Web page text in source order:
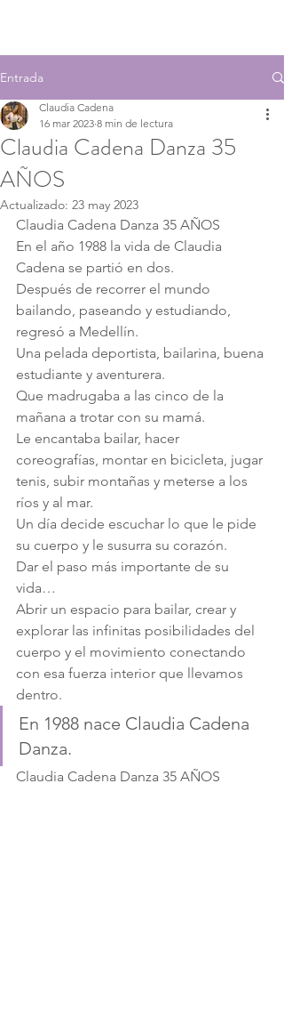
Entrada
Claudia Cadena Danza 35
AÑOS
Claudia Cadena
16 mar 2023 8 min de lectura
Actualizado: 23 may 2023
Claudia Cadena Danza 35 AÑOS
En el año 1988 la vida de Claudia
Cadena se partió en dos.
Después de recorrer el mundo
bailando, paseando y estudiando,
regresó a Medellín.
Una pelada deportista, bailarina, buena
estudiante y aventurera.
Que madrugaba a las cinco de la
mañana a trotar con su mamá.
Le encantaba bailar, hacer
coreografías, montar en bicicleta, jugar
tenis, subir montañas y meterse a los
ríos y al mar.
Un día decide escuchar lo que le pide
su cuerpo y le susurra su corazón.
Dar el paso más importante de su
vida…
Abrir un espacio para bailar, crear y
explorar las infinitas posibilidades del
cuerpo y el movimiento conectando
con esa fuerza interior que llevamos
dentro.
En 1988 nace Claudia Cadena
Danza.
Claudia Cadena Danza 35 AÑOS